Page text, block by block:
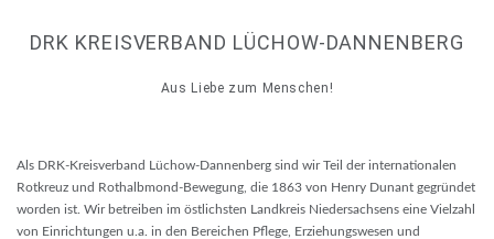
DRK KREISVERBAND LÜCHOW-DANNENBERG
Aus Liebe zum Menschen!
Als DRK-Kreisverband Lüchow-Dannenberg sind wir Teil der internationalen
Rotkreuz und Rothalbmond-Bewegung, die 1863 von Henry Dunant gegründet
worden ist. Wir betreiben im östlichsten Landkreis Niedersachsens eine Vielzahl
von Einrichtungen u.a. in den Bereichen Pflege, Erziehungswesen und